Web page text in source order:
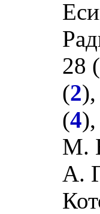
28 (
(2),
(4),
М.
А.